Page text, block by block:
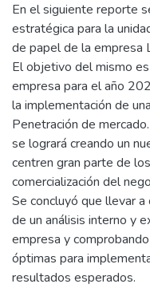
En el siguiente reporte
estratégica para la
de papel de la empresa
El objetivo del mismo
empresa para el año
la implementación de
Penetración de
se logrará creando un
centren gran parte de
comercialización del
Se concluyó que llevar
de un análisis interno y
empresa y
óptimas para
resultados esperados.